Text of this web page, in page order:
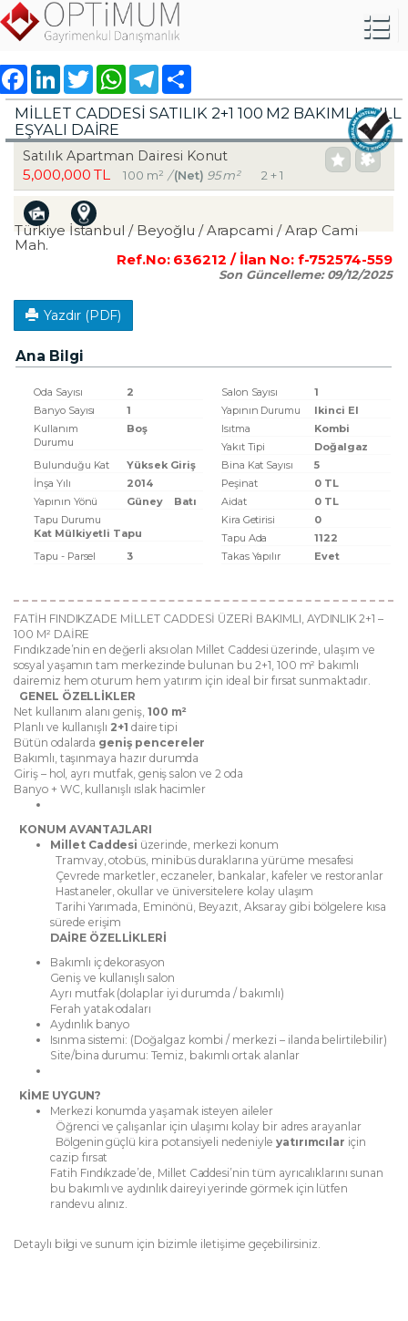
FacebookLinkedInTwitter WhatsAppTelegram
MİLLET CADDESİ SATILIK 2+1 100 M2 BAKIMLI FULL
EŞYALI DAİRE
Satılık Apartman Dairesi Konut
5,000,000 TL 100 m² /(Net) 95 m² 2 + 1
Türkiye İstanbul / Beyoğlu / Arapcami / Arap Cami
Mah.
Ref.No: 636212 / İlan No: f-752574-559
Son Güncelleme:09/12/2025
Yazdır (PDF)
Ana Bilgi
Oda Sayısı 2 Salon Sayısı
1
Banyo Sayısı
1 Yapının Durumu
Ikinci El
Kullanım
Durumu
Boş Isıtma
Kombi
Yakıt Tipi
Doğalgaz
Bulunduğu Kat
Yüksek Giriş Bina Kat Sayısı
5
İnşa Yılı
2014 Peşinat
0 TL
Yapının Yönü
Güney Batı Aidat
0 TL
Tapu Durumu
Kat Mülkiyetli Tapu
Kira Getirisi
0
Tapu Ada
1122
Tapu - Parsel
3 Takas Yapılır Evet
FATİH FINDIKZADE MİLLET CADDESİ ÜZERİ BAKIMLI, AYDINLIK 2+1 –
100 M² DAİRE
Fındıkzade’nin en değerli aksı olan Millet Caddesi üzerinde, ulaşım ve
sosyal yaşamın tam merkezinde bulunan bu 2+1, 100 m² bakımlı
dairemiz hem oturum hem yatırım için ideal bir fırsat sunmaktadır.
GENEL ÖZELLİKLER
Net kullanım alanı geniş, 100 m²
Planlı ve kullanışlı 2+1 daire tipi
Bütün odalarda geniş pencereler
Bakımlı, taşınmaya hazır durumda
Giriş – hol, ayrı mutfak, geniş salon ve 2 oda
Banyo + WC, kullanışlı ıslak hacimler
KONUM AVANTAJLARI
Millet Caddesi üzerinde, merkezi konum
Tramvay, otobüs, minibüs duraklarına yürüme mesafesi
Çevrede marketler, eczaneler, bankalar, kafeler ve restoranlar
Hastaneler, okullar ve üniversitelere kolay ulaşım
Tarihi Yarımada, Eminönü, Beyazıt, Aksaray gibi bölgelere kısa
sürede erişim
DAİRE ÖZELLİKLERİ
Bakımlı iç dekorasyon
Geniş ve kullanışlı salon
Ayrı mutfak (dolaplar iyi durumda / bakımlı)
Ferah yatak odaları
Aydınlık banyo
Isınma sistemi: (Doğalgaz kombi / merkezi – ilanda belirtilebilir)
Site/bina durumu: Temiz, bakımlı ortak alanlar
KİME UYGUN?
Merkezi konumda yaşamak isteyen aileler
Öğrenci ve çalışanlar için ulaşımı kolay bir adres arayanlar
Bölgenin güçlü kira potansiyeli nedeniyle yatırımcılar için
cazip fırsat
Fatih Fındıkzade’de, Millet Caddesi’nin tüm ayrıcalıklarını sunan
bu bakımlı ve aydınlık daireyi yerinde görmek için lütfen
randevu alınız.
Detaylı bilgi ve sunum için bizimle iletişime geçebilirsiniz.